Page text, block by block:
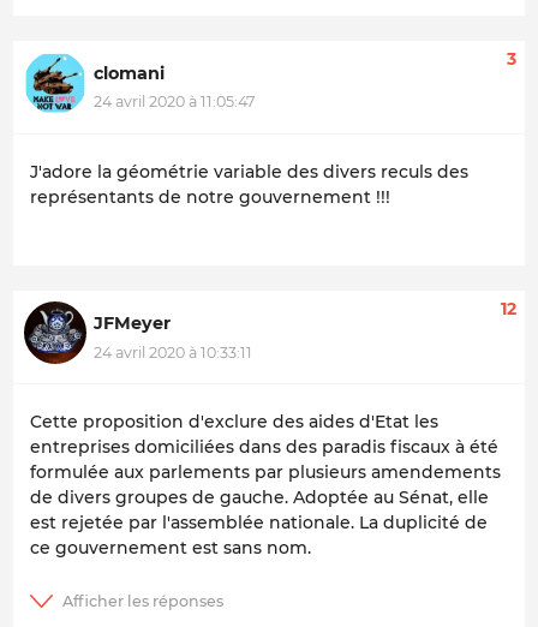
clomani
24 avril 2020 à 11:05:47
3
J'adore la géométrie variable des divers reculs des
représentants de notre gouvernement !!!
JFMeyer
24 avril 2020 à 10:33:11
12
Cette proposition d'exclure des aides d'Etat les
entreprises domiciliées dans des paradis fiscaux à été
formulée aux parlements par plusieurs amendements
de divers groupes de gauche. Adoptée au Sénat, elle
est rejetée par l'assemblée nationale. La duplicité de
ce gouvernement est sans nom.